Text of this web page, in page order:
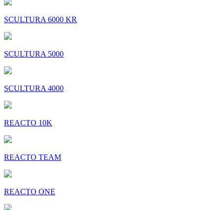
SCULTURA 6000 KR
SCULTURA 5000
SCULTURA 4000
REACTO 10K
REACTO TEAM
REACTO ONE